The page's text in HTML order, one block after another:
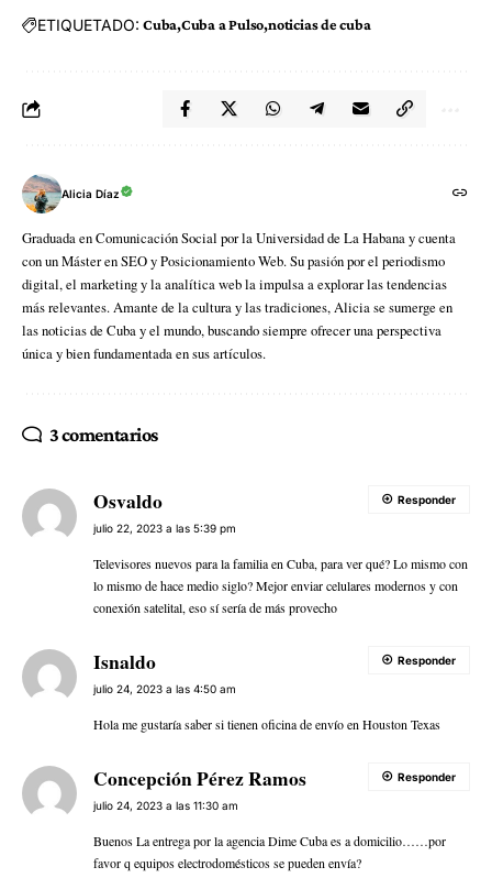
ETIQUETADO: Cuba Cuba a Pulso noticias de cuba
Alicia Díaz
Graduada en Comunicación Social por la Universidad de La Habana y cuenta
con un Máster en SEO y Posicionamiento Web. Su pasión por el periodismo
digital, el marketing y la analítica web la impulsa a explorar las tendencias
más relevantes. Amante de la cultura y las tradiciones, Alicia se sumerge en
las noticias de Cuba y el mundo, buscando siempre ofrecer una perspectiva
única y bien fundamentada en sus artículos.
3 comentarios
Osvaldo
julio 22, 2023 a las 5:39 pm
Televisores nuevos para la familia en Cuba, para ver qué? Lo mismo con
lo mismo de hace medio siglo? Mejor enviar celulares modernos y con
conexión satelital, eso sí sería de más provecho
Responder
Isnaldo
julio 24, 2023 a las 4:50 am
Hola me gustaría saber si tienen oficina de envío en Houston Texas
Responder
Concepción Pérez Ramos
julio 24, 2023 a las 11:30 am
Buenos La entrega por la agencia Dime Cuba es a domicilio……por
favor q equipos electrodomésticos se pueden envía?
Responder